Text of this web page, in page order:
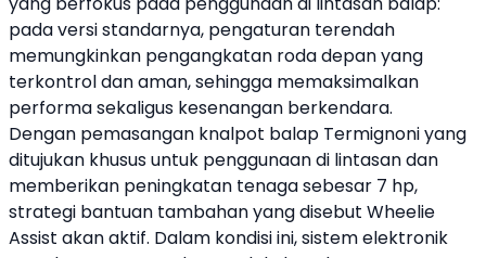
pada versi standarnya, pengaturan terendah
memungkinkan pengangkatan roda depan yang
terkontrol dan aman, sehingga memaksimalkan
performa sekaligus kesenangan berkendara.
Dengan pemasangan knalpot balap Termignoni yang
ditujukan khusus untuk penggunaan di lintasan dan
memberikan peningkatan tenaga sebesar 7 hp,
strategi bantuan tambahan yang disebut Wheelie
Assist akan aktif. Dalam kondisi ini, sistem elektronik